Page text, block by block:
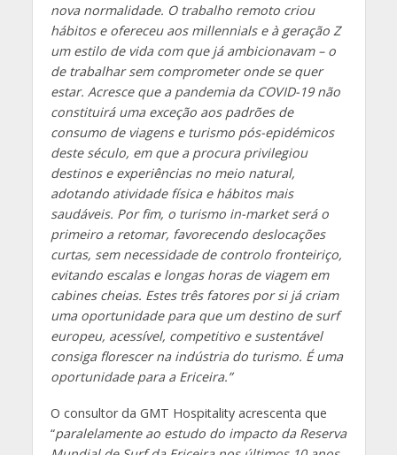
nova normalidade. O trabalho remoto criou
hábitos e ofereceu aos millennials e à geração Z
um estilo de vida com que já ambicionavam – o
de trabalhar sem comprometer onde se quer
estar. Acresce que a pandemia da COVID-19 não
constituirá uma exceção aos padrões de
consumo de viagens e turismo pós-epidémicos
deste século, em que a procura privilegiou
destinos e experiências no meio natural,
adotando atividade física e hábitos mais
saudáveis. Por fim, o turismo in-market será o
primeiro a retomar, favorecendo deslocações
curtas, sem necessidade de controlo fronteiriço,
evitando escalas e longas horas de viagem em
cabines cheias. Estes três fatores por si já criam
uma oportunidade para que um destino de surf
europeu, acessível, competitivo e sustentável
consiga florescer na indústria do turismo. É uma
oportunidade para a Ericeira.”
O consultor da GMT Hospitality acrescenta que
“paralelamente ao estudo do impacto da Reserva